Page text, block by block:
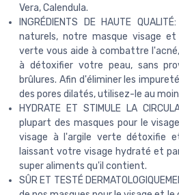
Vera, Calendula.
INGRÉDIENTS DE HAUTE
naturels, notre masque visage
verte vous aide à combattre
à détoxifier votre peau, sans
brûlures. Afin d'éliminer les
des pores dilatés, utilisez-le au
HYDRATE ET STIMULE LA
plupart des masques pour le
visage à l'argile verte détoxifie
laissant votre visage hydraté et
super aliments qu'il contient.
SÛR ET TESTÉ